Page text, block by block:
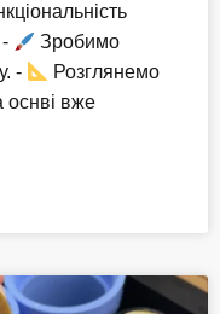
Зробимо
-
Розглянемо
оснві вже